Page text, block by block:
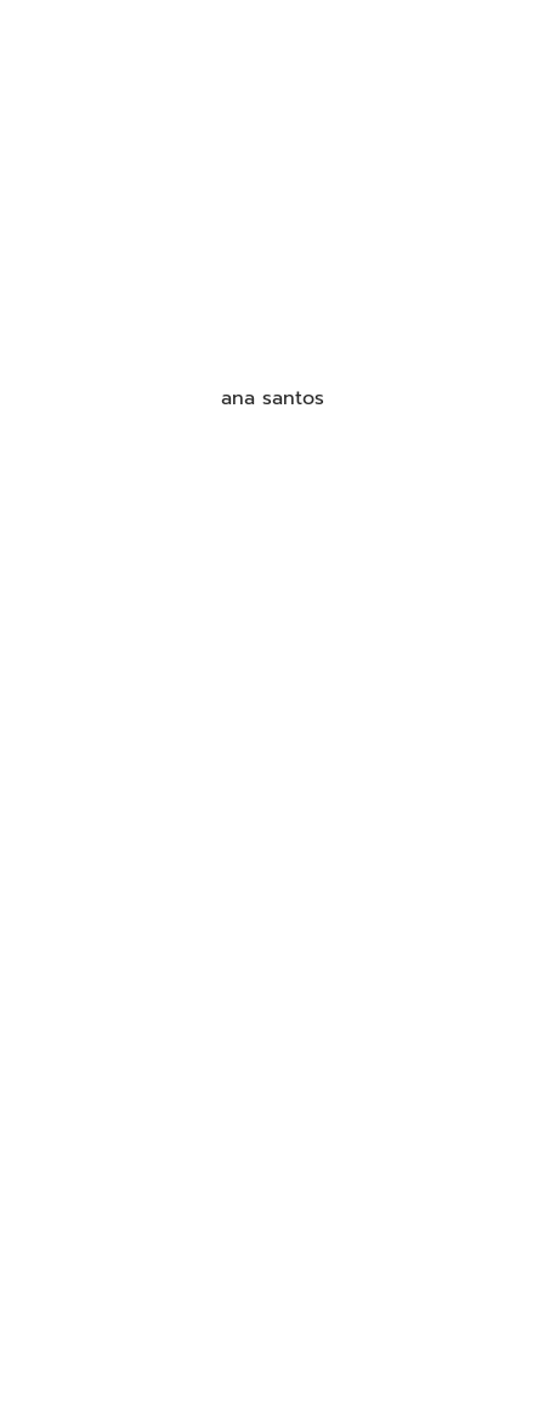
ana santos